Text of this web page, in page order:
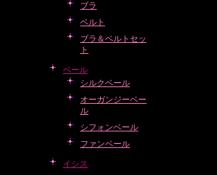
ブラ
ベルト
ブラ＆ベルトセッ
ト
ベール
シルクベール
オーガンジーベー
ル
シフォンベール
ファンベール
イシス